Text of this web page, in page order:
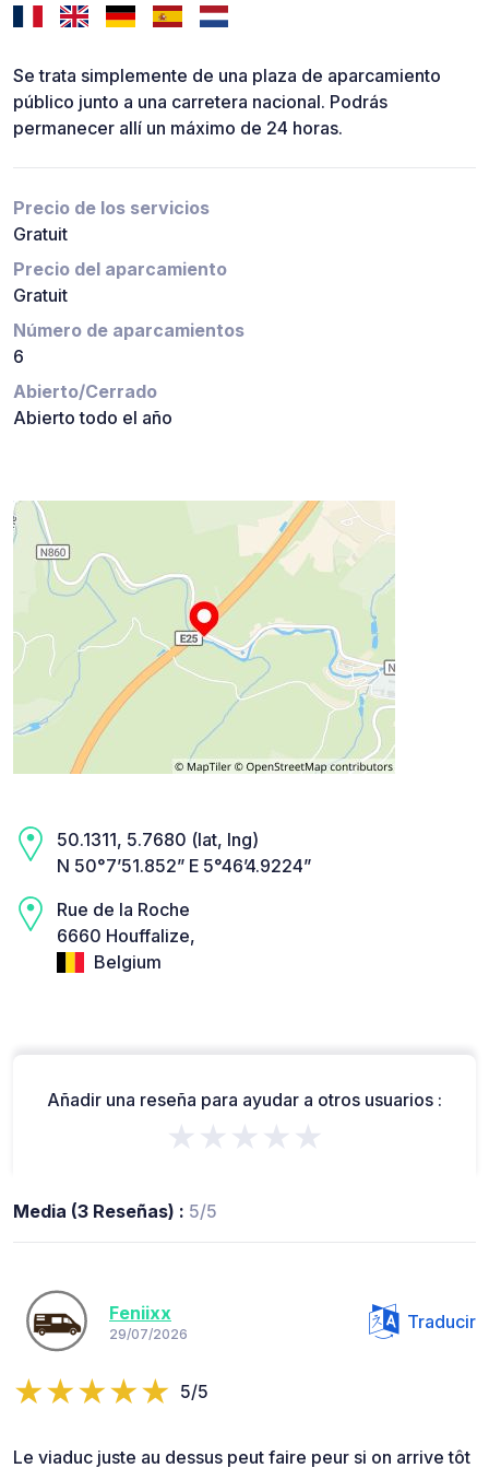
Se trata simplemente de una plaza de aparcamiento
público junto a una carretera nacional. Podrás
permanecer allí un máximo de 24 horas.
Precio de los servicios
Gratuit
Precio del aparcamiento
Gratuit
Número de aparcamientos
6
Abierto/Cerrado
Abierto todo el año
50.1311, 5.7680 (lat, lng)
N 50°7’51.852” E 5°46’4.9224”
Rue de la Roche
6660 Houffalize,
Belgium
Añadir una reseña para ayudar a otros usuarios :
★★★★★
Media (3 Reseñas) : 5/5
Feniixx
29/07/2026
Traducir
5/5
Le viaduc juste au dessus peut faire peur si on arrive tôt